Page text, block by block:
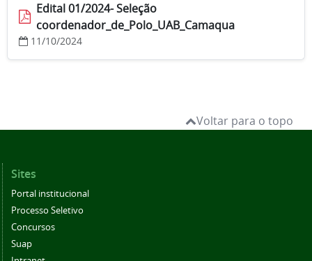
Edital 01/2024- Seleção
coordenador_de_Polo_UAB_Camaqua
11/10/2024
Voltar para o topo
Sites
Portal institucional
Processo Seletivo
Concursos
Suap